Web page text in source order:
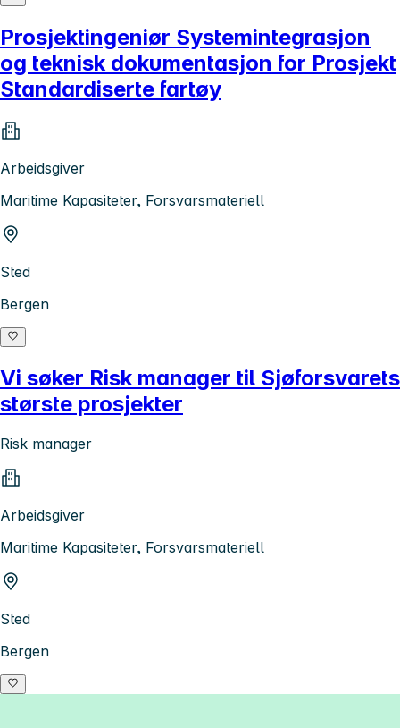
Prosjektingeniør Systemintegrasjon
og teknisk dokumentasjon for Prosjekt
Standardiserte fartøy
Arbeidsgiver
Maritime Kapasiteter, Forsvarsmateriell
Sted
Bergen
Vi søker Risk manager til Sjøforsvarets
største prosjekter
Risk manager
Arbeidsgiver
Maritime Kapasiteter, Forsvarsmateriell
Sted
Bergen